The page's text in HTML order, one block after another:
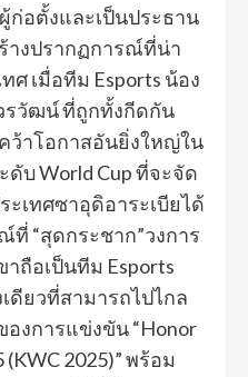
ก่อตั้งและเป็นประธาน
างปรากฏการณ์ที่น่า
เมื่อทีม Esports น้อง
รวัฒน์ ที่ถูกทั้งกีดกัน
ว้าโอกาสอันยิ่งใหญ่ใน
บ World Cup ที่จะจัด
ะเทศซาอุดิอาระเบียได้
ที่ “สุดกระชาก”วงการ
าถือเป็นทีม Esports
ดียวที่สามารถไปไกล
องการแข่งขัน “Honor
(KWC 2025)” พร้อม